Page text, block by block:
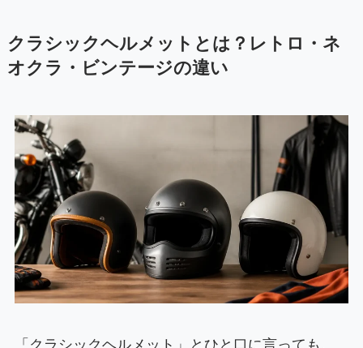
クラシックヘルメットとは？レトロ・ネ
オクラ・ビンテージの違い